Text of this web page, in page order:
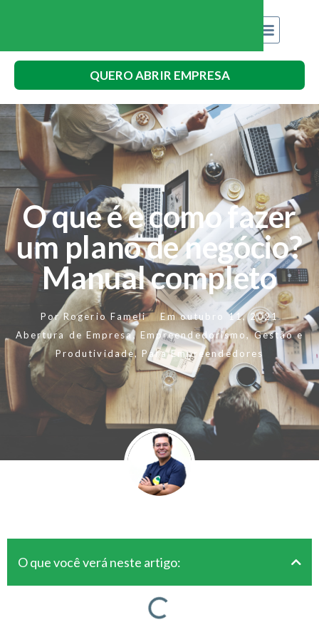
QUERO ABRIR EMPRESA
O que é e como fazer
um plano de negócio?
Manual completo
PorRogerio Fameli Em outubro 11, 2021
Abertura de Empresa, Empreendedorismo,Gestão e
Produtividade, Para Empreendedores
O que você verá neste artigo: